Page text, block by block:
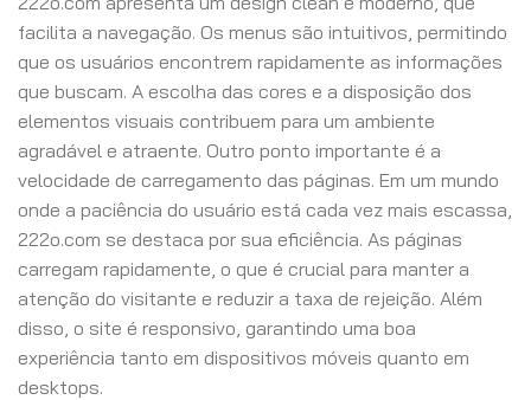
facilita a navegação. Os menus são intuitivos, permitindo
que os usuários encontrem rapidamente as informações
que buscam. A escolha das cores e a disposição dos
elementos visuais contribuem para um ambiente
agradável e atraente. Outro ponto importante é a
velocidade de carregamento das páginas. Em um mundo
onde a paciência do usuário está cada vez mais escassa,
222o.com se destaca por sua eficiência. As páginas
carregam rapidamente, o que é crucial para manter a
atenção do visitante e reduzir a taxa de rejeição. Além
disso, o site é responsivo, garantindo uma boa
experiência tanto em dispositivos móveis quanto em
desktops.